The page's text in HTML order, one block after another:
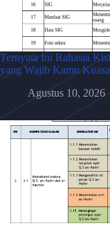
Ternyata Ini Rahasia
yang Wajib Kamu
Agustus 10, 2026